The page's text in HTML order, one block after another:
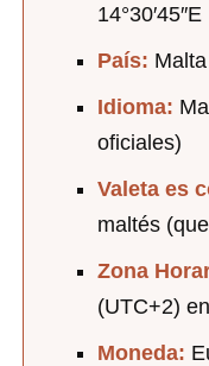
14°30′45″E
País: Malta
Idioma:
oficiales)
Valeta es
maltés
Zona
(UTC+2)
Moneda: